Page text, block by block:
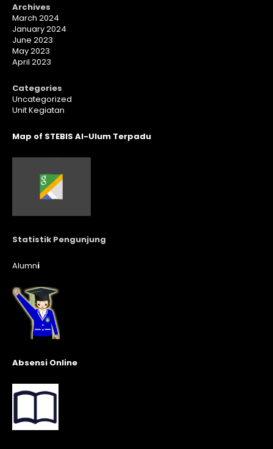
Archives
March 2024
January 2024
June 2023
May 2023
April 2023
Categories
Uncategorized
Unit Kegiatan
Map of STEBIS Al-Ulum Terpadu
Statistik Pengunjung
Alumni
Absensi Online